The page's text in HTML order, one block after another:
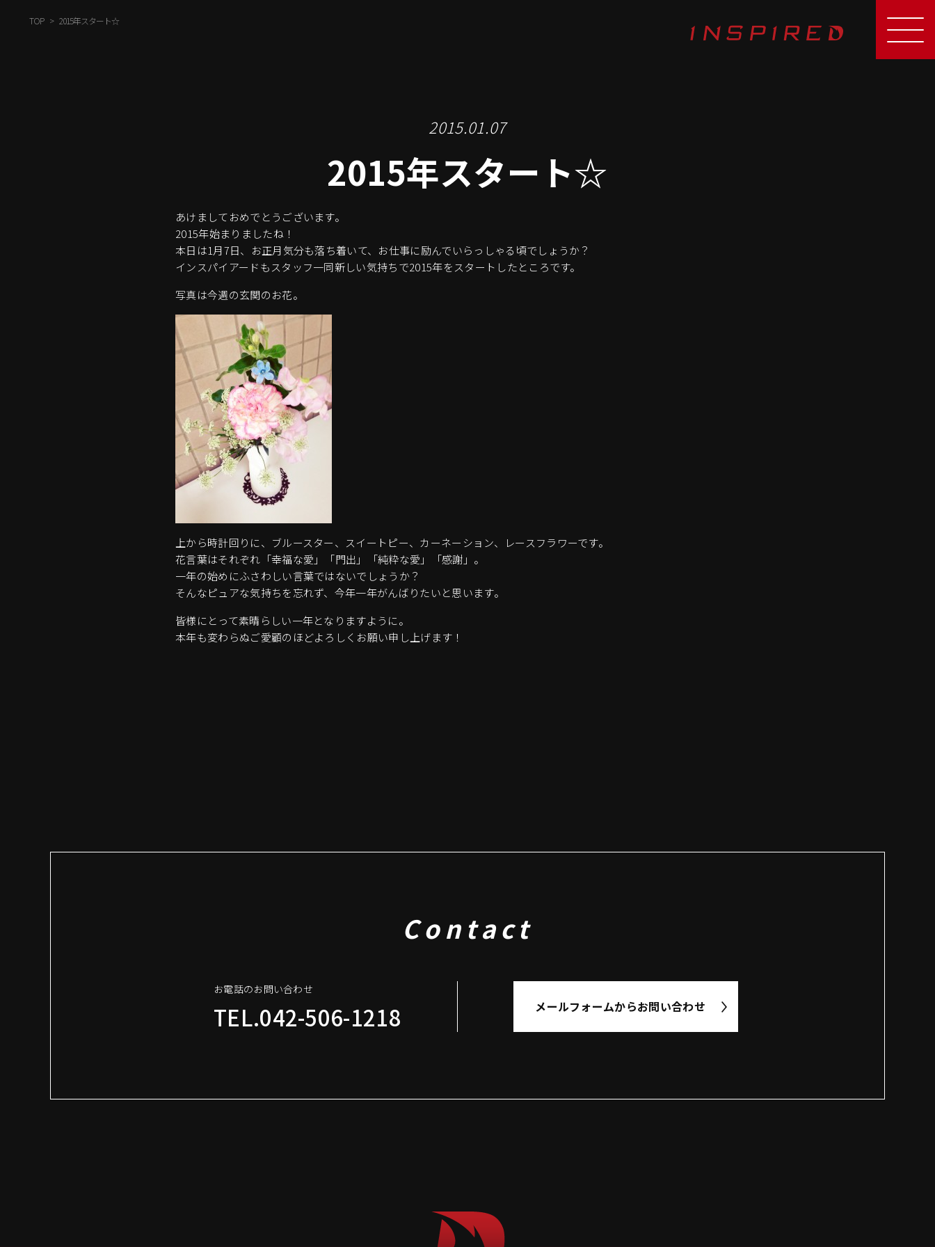
TOP 2015年スタート☆
2015.01.07
2015年スタート☆
あけましておめでとうございます。
2015年始まりましたね！
本日は1月7日、お正月気分も落ち着いて、お仕事に励んでいらっしゃる頃でしょうか？
インスパイアードもスタッフ一同新しい気持ちで2015年をスタートしたところです。
写真は今週の玄関のお花。
上から時計回りに、ブルースター、スイートピー、カーネーション、レースフラワーです。
花言葉はそれぞれ「幸福な愛」「門出」「純粋な愛」「感謝」。
一年の始めにふさわしい言葉ではないでしょうか？
そんなピュアな気持ちを忘れず、今年一年がんばりたいと思います。
皆様にとって素晴らしい一年となりますように。
本年も変わらぬご愛顧のほどよろしくお願い申し上げます！
Contact
お電話のお問い合わせ
TEL.042-506-1218 メールフォームからお問い合わせ